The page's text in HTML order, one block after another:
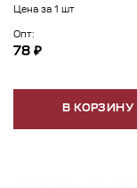
Цена за 1 шт
Опт:
78 ₽
В КОРЗИНУ